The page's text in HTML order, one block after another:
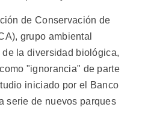
de Conservación de
grupo ambiental
la diversidad biológica,
"ignorancia" de parte
iniciado por el Banco
serie de nuevos parques